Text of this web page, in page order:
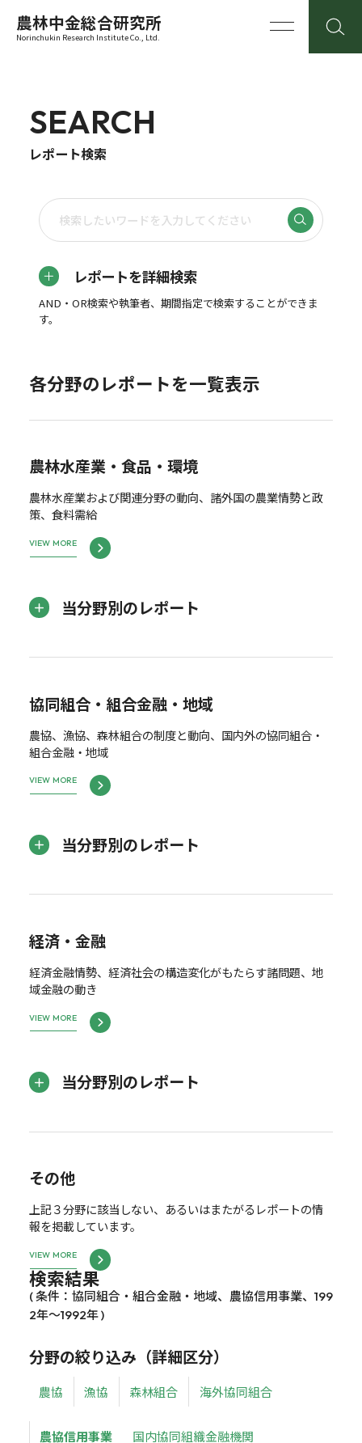
農林中金総合研究所
Norinchukin Research Institute Co., Ltd.
SEARCH
レポート検索
レポートを詳細検索
AND・OR検索や執筆者、期間指定で検索することができま
す。
各分野のレポートを一覧表示
農林水産業・食品・環境
農林水産業および関連分野の動向、諸外国の農業情勢と政
策、食料需給
VIEW MORE
当分野別のレポート
協同組合・組合金融・地域
農協、漁協、森林組合の制度と動向、国内外の協同組合・
組合金融・地域
VIEW MORE
当分野別のレポート
経済・金融
経済金融情勢、経済社会の構造変化がもたらす諸問題、地
域金融の動き
VIEW MORE
当分野別のレポート
その他
上記３分野に該当しない、あるいはまたがるレポートの情
報を掲載しています。
VIEW MORE
検索結果
( 条件：協同組合・組合金融・地域、農協信用事業、199
2年～1992年 )
分野の絞り込み（詳細区分）
農協 漁協 森林組合 海外協同組合
農協信用事業 国内協同組織金融機関